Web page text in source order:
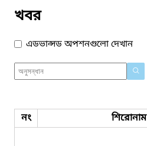
খবর
এডভান্সড অপশনগুলো দেখান
নং শিরোনাম